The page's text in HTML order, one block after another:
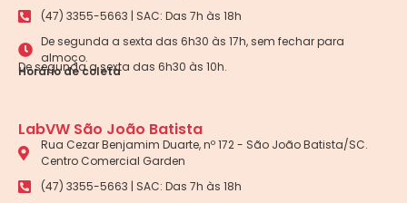
(47) 3355-5663 | SAC: Das 7h às 18h
De segunda a sexta das 6h30 às 17h, sem fechar para
almoço.
Horário de coleta
De segunda a sexta das 6h30 às 10h.
LabVW São João Batista
Rua Cezar Benjamim Duarte, nº 172 - São João Batista/SC.
Centro Comercial Garden
(47) 3355-5663 | SAC: Das 7h às 18h